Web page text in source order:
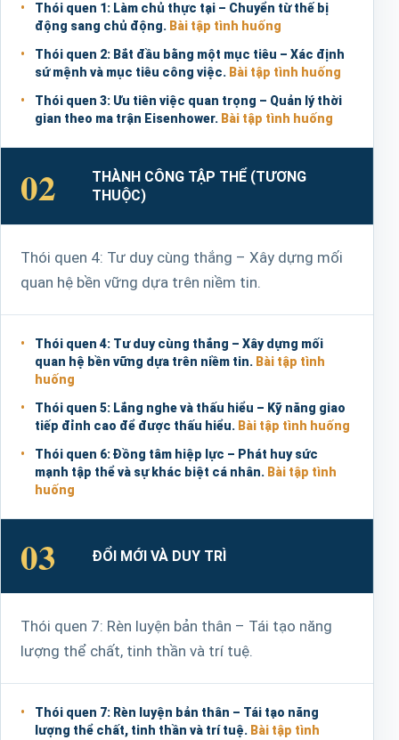
Thói quen 1: Làm chủ thực tại – Chuyển từ thế bị
động sang chủ động. Bài tập tình huống
Thói quen 2: Bắt đầu bằng một mục tiêu – Xác định
sứ mệnh và mục tiêu công việc. Bài tập tình huống
Thói quen 3: Ưu tiên việc quan trọng – Quản lý thời
gian theo ma trận Eisenhower. Bài tập tình huống
02
THÀNH CÔNG TẬP THỂ (TƯƠNG
THUỘC)
Thói quen 4: Tư duy cùng thắng – Xây dựng mối
quan hệ bền vững dựa trên niềm tin.
Thói quen 4: Tư duy cùng thắng – Xây dựng mối
quan hệ bền vững dựa trên niềm tin. Bài tập tình
huống
Thói quen 5: Lắng nghe và thấu hiểu – Kỹ năng giao
tiếp đỉnh cao để được thấu hiểu. Bài tập tình huống
Thói quen 6: Đồng tâm hiệp lực – Phát huy sức
mạnh tập thể và sự khác biệt cá nhân. Bài tập tình
huống
03 ĐỔI MỚI VÀ DUY TRÌ
Thói quen 7: Rèn luyện bản thân – Tái tạo năng
lượng thể chất, tinh thần và trí tuệ.
Thói quen 7: Rèn luyện bản thân – Tái tạo năng
lượng thể chất, tinh thần và trí tuệ. Bài tập tình